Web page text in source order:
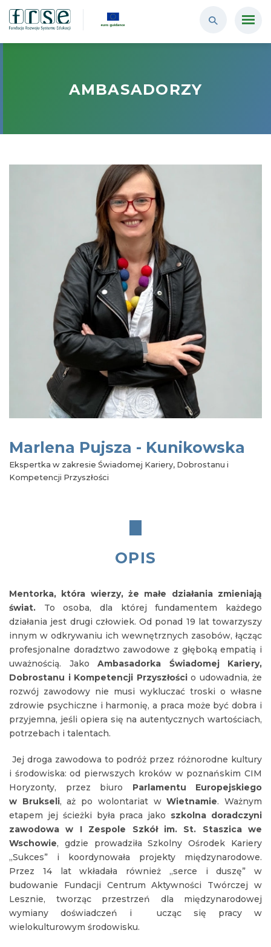
AMBASADORZY
Marlena Pujsza - Kunikowska
Ekspertka w zakresie Świadomej Kariery, Dobrostanu i
Kompetencji Przyszłości
OPIS
Mentorka, która wierzy, że małe działania zmieniają
świat. To osoba, dla której fundamentem każdego
działania jest drugi człowiek. Od ponad 19 lat towarzyszy
innym w odkrywaniu ich wewnętrznych zasobów, łącząc
profesjonalne doradztwo zawodowe z głęboką empatią i
uważnością. Jako Ambasadorka Świadomej Kariery,
Dobrostanu i Kompetencji Przyszłościo udowadnia, że
rozwój zawodowy nie musi wykluczać troski o własne
zdrowie psychiczne i harmonię, a praca może być dobra i
przyjemna, jeśli opiera się na autentycznych wartościach,
potrzebach i talentach.
Jej droga zawodowa to podróż przez różnorodne kultury
i środowiska: od pierwszych kroków w poznańskim CIM
Horyzonty, przez biuro Parlamentu Europejskiego
w Brukseli, aż po wolontariat wWietnamie. Ważnym
etapem jej ścieżki była praca jako szkolna doradczyni
zawodowa w I Zespole Szkół im. St. Staszica we
Wschowie, gdzie prowadziła Szkolny Ośrodek Kariery
„Sukces” i koordynowała projekty międzynarodowe.
Przez 14 lat wkładała również „serce i duszę” w
budowanie Fundacji Centrum Aktywności Twórczej w
Lesznie, tworząc przestrzeń dla międzynarodowej
wymiany doświadczeń i ucząc się pracy w
wielokulturowym środowisku.